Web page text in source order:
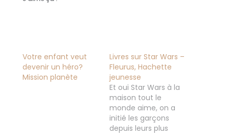
Votre enfant veut
devenir un héro?
Mission planète
Livres sur Star Wars –
Fleurus, Hachette
jeunesse
Et oui Star Wars à la
maison tout le
monde aime, on a
initié les garçons
depuis leurs plus